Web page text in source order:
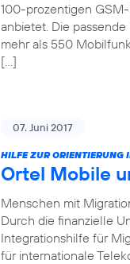
100-prozentigen
anbietet. Die
mehr als 550
[…]
07. Juni 2017
HILFE ZUR ORIENTIERUNG
Ortel Mobile
Menschen mit
Durch die finanzielle
Integrationshilfe für
für internationale